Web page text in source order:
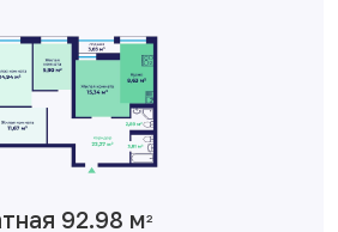
92.98 м2